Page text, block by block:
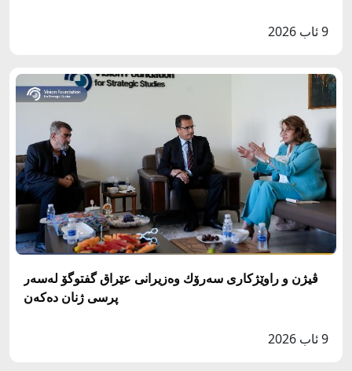
9 ئاب 2026
ڤيژن و راوێژكارى سه‌رۆك وه‌زيرانى عێراق گفتوگۆ له‌سەر
پرسى ژنان دەکەن
9 ئاب 2026